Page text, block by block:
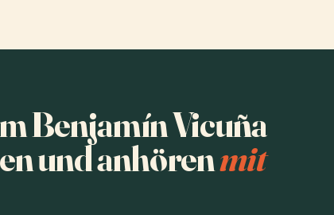
Benjamín Vicuña
und anhörenmit